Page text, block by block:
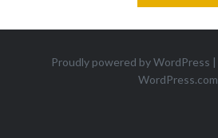
Proudly powered by WordPress |
WordPress.com